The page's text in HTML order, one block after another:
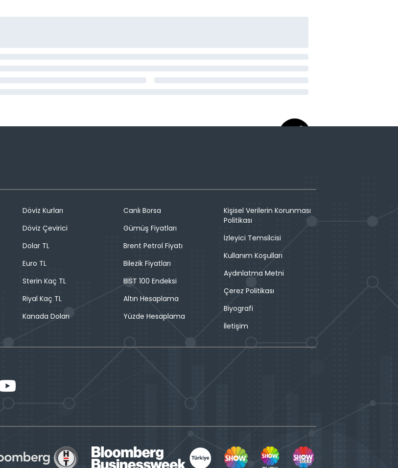
Döviz Kurları
Döviz Çevirici
Dolar TL
Euro TL
Sterin Kaç TL
Riyal Kaç TL
Kanada Doları
Canlı Borsa
Gümüş Fiyatları
Brent Petrol Fiyatı
Bilezik Fiyatları
BIST 100 Endeksi
Altın Hesaplama
Yüzde Hesaplama
Kişisel Verilerin Korunması
Politikası
İzleyici Temsilcisi
Kullanım Koşulları
Aydınlatma Metni
Çerez Politikası
Biyografi
İletişim